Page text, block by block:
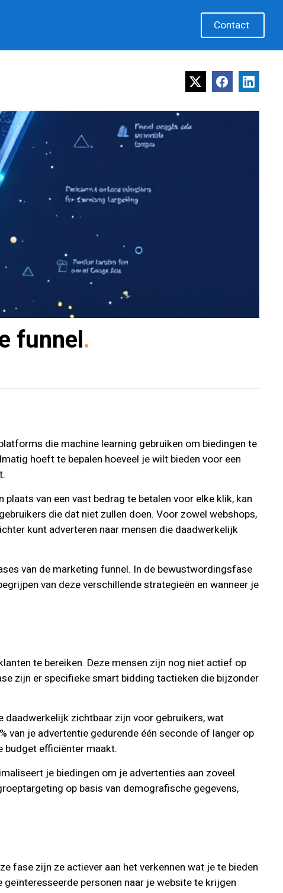
Contact
funnel
die machine learning gebruiken om biedingen te
hoeft te bepalen hoeveel je wilt bieden voor een
van een vast bedrag te betalen voor elke klik, kan
die dat niet zullen doen. Voor zowel webshops,
kunt adverteren naar mensen die daadwerkelijk
van de marketing funnel. In de bewustwordingsfase
van deze verschillende strategieën en wanneer je
te bereiken. Deze mensen zijn nog niet actief op
zijn er specifieke smart bidding tactieken die bijzonder
daadwerkelijk zichtbaar zijn voor gebruikers, wat
van je advertentie gedurende één seconde of langer op
budget efficiënter maakt.
je biedingen om je advertenties aan zoveel
op basis van demografische gegevens,
fase zijn ze actiever aan het verkennen wat je te bieden
personen naar je website te krijgen